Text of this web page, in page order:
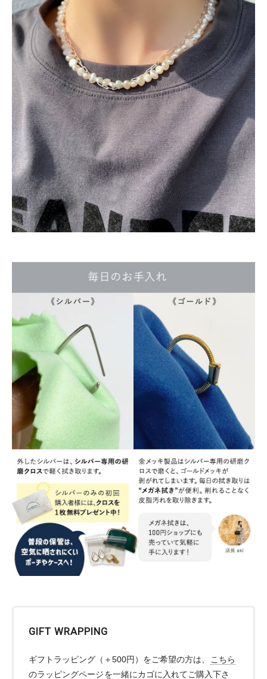
GIFT WRAPPING
ギフトラッピング（＋500円）をご希望の方は、
こちら
のラッピングページを一緒にカゴに入れてご購入下さ